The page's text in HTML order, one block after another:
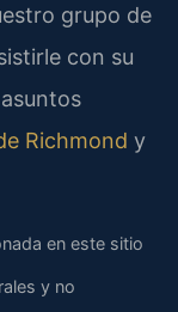
grupo de
con su
Richmond y
en este sitio
y no